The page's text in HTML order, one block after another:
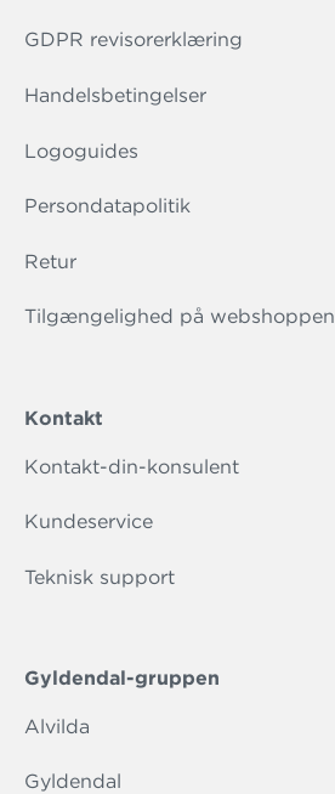
GDPR revisorerklæring
Handelsbetingelser
Logoguides
Persondatapolitik
Retur
Tilgængelighed på webshoppen
Kontakt
Kontakt-din-konsulent
Kundeservice
Teknisk support
Gyldendal-gruppen
Alvilda
Gyldendal